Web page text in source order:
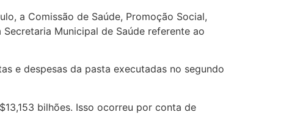
a Comissão de Saúde, Promoção Social,
Municipal de Saúde referente ao
e despesas da pasta executadas no segundo
bilhões. Isso ocorreu por conta de